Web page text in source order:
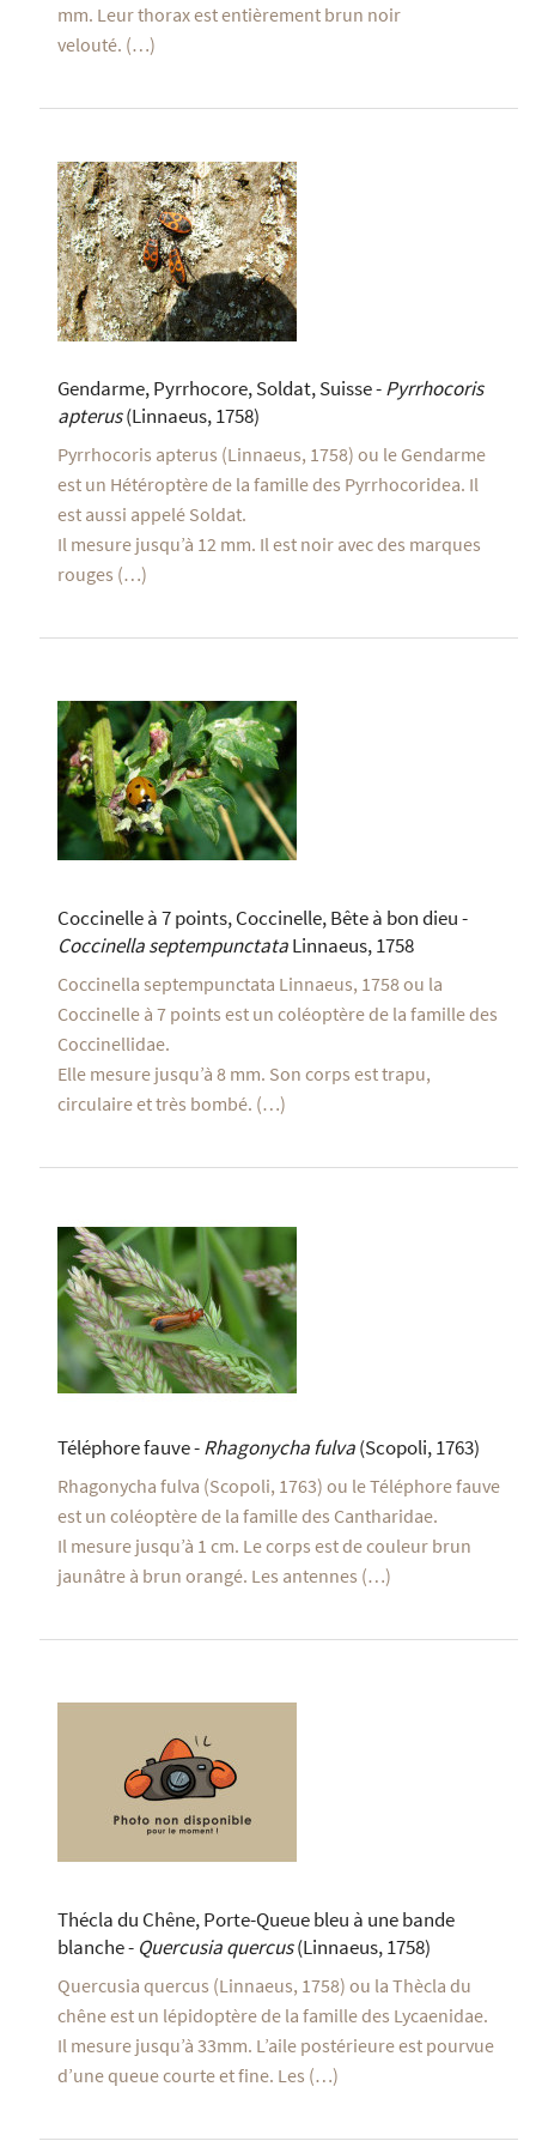
mm. Leur thorax est entièrement brun noir
velouté. (…)
Gendarme, Pyrrhocore, Soldat, Suisse -Pyrrhocoris
apterus(Linnaeus, 1758)
Pyrrhocoris apterus (Linnaeus, 1758) ou le Gendarme
est un Hétéroptère de la famille des Pyrrhocoridea. Il
est aussi appelé Soldat.
Il mesure jusqu’à 12 mm. Il est noir avec des marques
rouges (…)
Coccinelle à 7 points, Coccinelle, Bête à bon dieu -
Coccinella septempunctataLinnaeus, 1758
Coccinella septempunctata Linnaeus, 1758 ou la
Coccinelle à 7 points est un coléoptère de la famille des
Coccinellidae.
Elle mesure jusqu’à 8 mm. Son corps est trapu,
circulaire et très bombé. (…)
Téléphore fauve -Rhagonycha fulva(Scopoli, 1763)
Rhagonycha fulva (Scopoli, 1763) ou le Téléphore fauve
est un coléoptère de la famille des Cantharidae.
Il mesure jusqu’à 1 cm. Le corps est de couleur brun
jaunâtre à brun orangé. Les antennes (…)
Thécla du Chêne, Porte-Queue bleu à une bande
blanche - Quercusia quercus(Linnaeus, 1758)
Quercusia quercus (Linnaeus, 1758) ou la Thècla du
chêne est un lépidoptère de la famille des Lycaenidae.
Il mesure jusqu’à 33mm. L’aile postérieure est pourvue
d’une queue courte et fine. Les (…)